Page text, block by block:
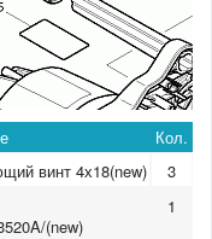
Кол.
винт 4х18(new)
3
(new)
1